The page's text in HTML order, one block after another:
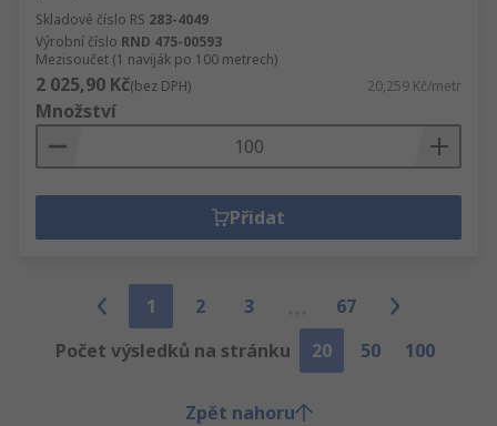
Skladové číslo RS 283-4049
Výrobní číslo RND 475-00593
Mezisoučet (1 naviják po 100 metrech)
2 025,90 Kč(bez DPH) 20,259 Kč/metr
Množství
Přidat
1 2 3
67
Počet výsledků na stránku
20 50 100
Zpět nahoru